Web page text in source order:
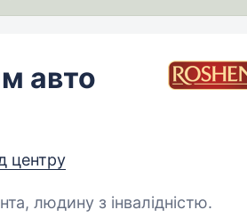
авто
центру
людину з інвалідністю.